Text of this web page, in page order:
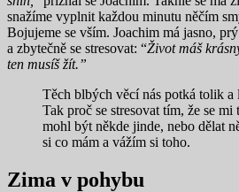
snažíme vyplnit každou minutu něčím
Bojujeme se vším. Joachim má jasno,
a zbytečně se stresovat: “Život máš
ten musíš žít.”
Těch blbých věcí nás potká tolik
Tak proč se stresovat tím, že se mi
mohl být někde jinde, nebo dělat
si co mám a vážím si toho.
Zima v pohybu